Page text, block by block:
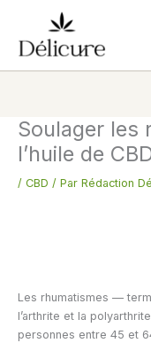
contenu
Soulager les
l’huile de
/ CBD / Par Rédaction
Les rhumatismes —
l’arthrite et la
personnes entre 45 et